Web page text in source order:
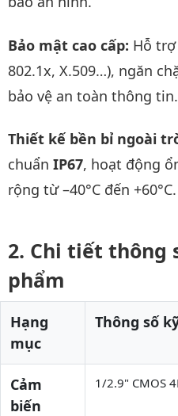
Bảo mật cao cấp: Hỗ trợ
802.1x, X.509…), ngăn
bảo vệ an toàn thông tin.
Thiết kế bền bỉ ngoài
chuẩn IP67, hoạt động
rộng từ –40°C đến +60°C.
Chi tiết thông
phẩm
Hạng
mục
Thông số
Cảm
biến
1/2.9" CMOS